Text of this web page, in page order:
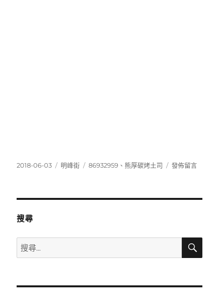
發
2018-06-03
分
明峰街
標
86932959 、 熊厚碳烤土司
在
發佈留言
搜尋
搜
尋
鍵
搜